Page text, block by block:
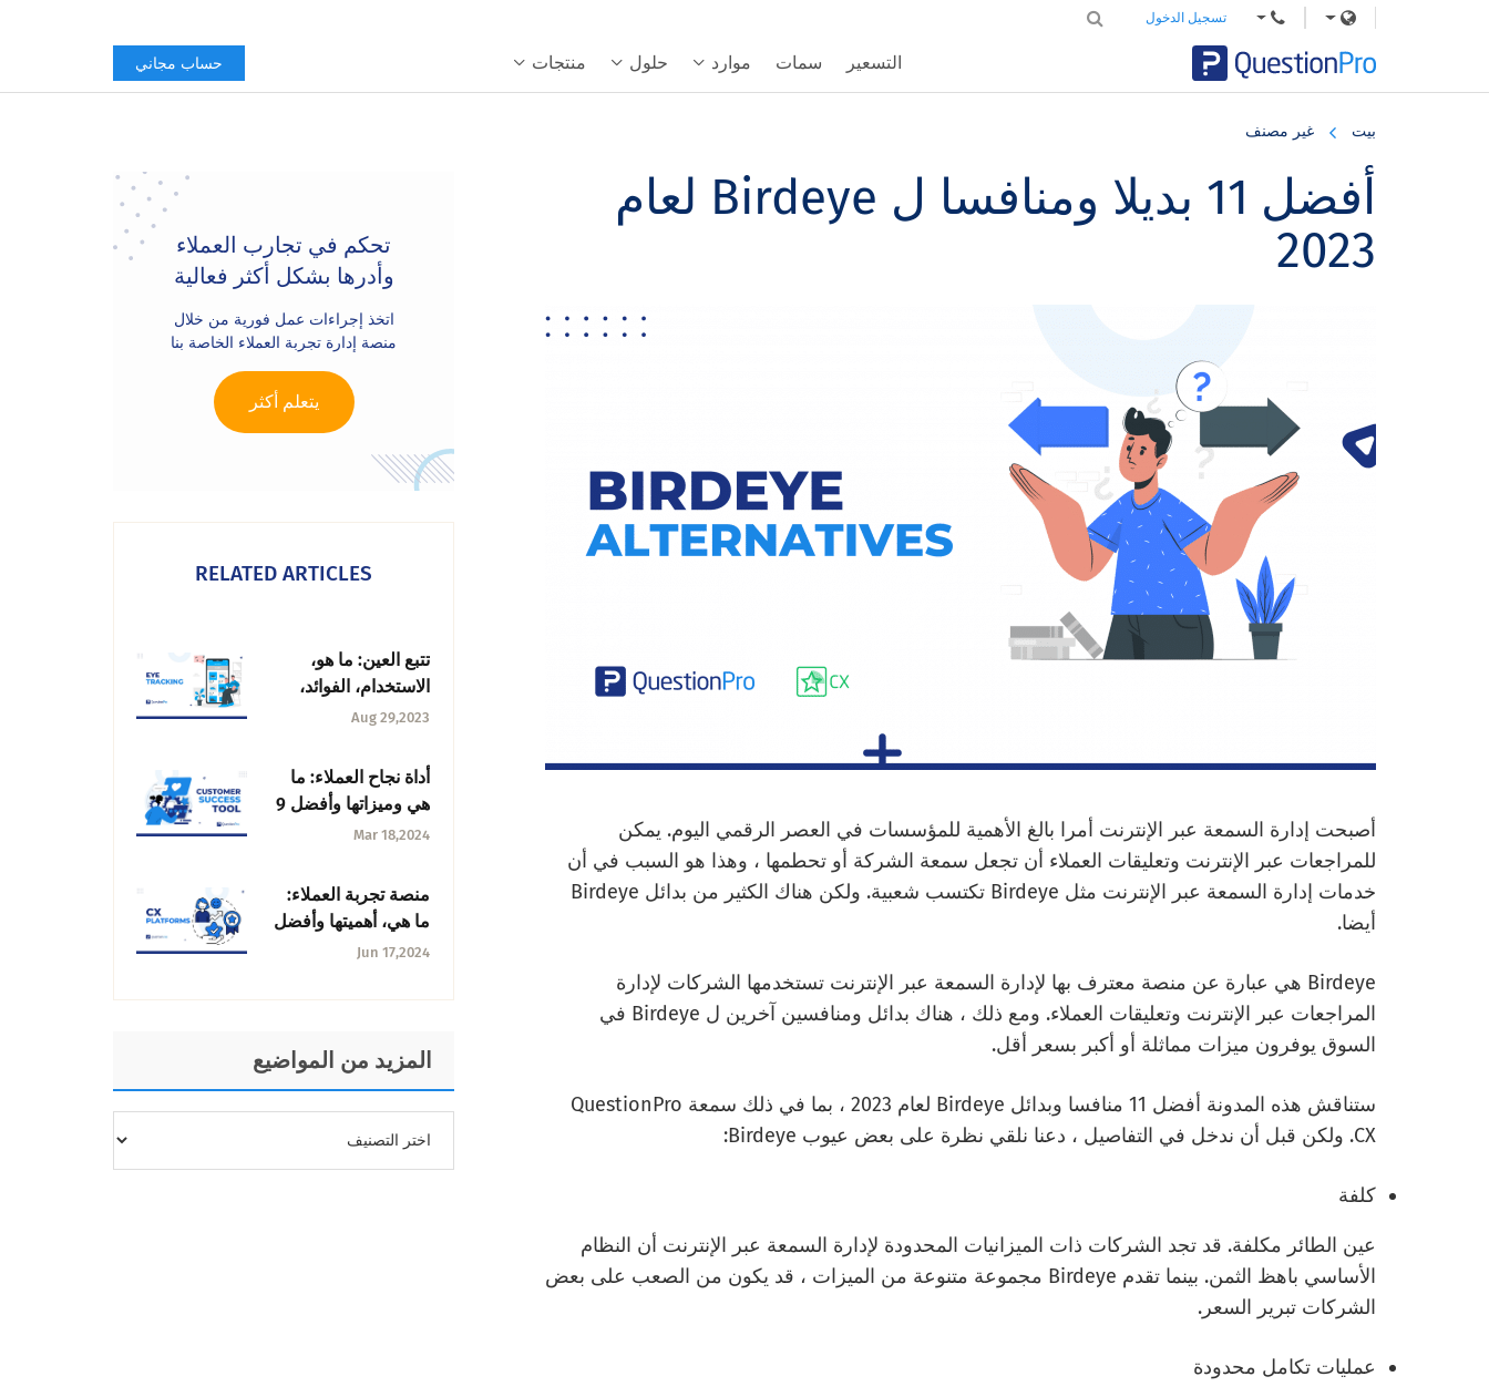
منتجات حلول موارد سمات التسعير
تسجيل الدخول
حساب مجاني
بيت غير مصنف
أفضل 11 بديلا ومنافسا ل Birdeye لعام
2023
أصبحت إدارة السمعة عبر الإنترنت أمرا بالغ الأهمية للمؤسسات في العصر الرقمي اليوم. يمكن
للمراجعات عبر الإنترنت وتعليقات العملاء أن تجعل سمعة الشركة أو تحطمها ، وهذا هو السبب في أن
خدمات إدارة السمعة عبر الإنترنت مثل Birdeye تكتسب شعبية. ولكن هناك الكثير من بدائل Birdeye
أيضا.
Birdeye هي عبارة عن منصة معترف بها لإدارة السمعة عبر الإنترنت تستخدمها الشركات لإدارة
المراجعات عبر الإنترنت وتعليقات العملاء. ومع ذلك ، هناك بدائل ومنافسين آخرين ل Birdeye في
السوق يوفرون ميزات مماثلة أو أكبر بسعر أقل.
ستناقش هذه المدونة أفضل 11 منافسا وبدائل Birdeye لعام 2023 ، بما في ذلك سمعة QuestionPro
CX. ولكن قبل أن ندخل في التفاصيل ، دعنا نلقي نظرة على بعض عيوب Birdeye:
كلفة
عين الطائر مكلفة. قد تجد الشركات ذات الميزانيات المحدودة لإدارة السمعة عبر الإنترنت أن النظام
الأساسي باهظ الثمن. بينما تقدم Birdeye مجموعة متنوعة من الميزات ، قد يكون من الصعب على بعض
الشركات تبرير السعر.
عمليات تكامل محدودة
تحكم في تجارب العملاء
وأدرها بشكل أكثر فعالية
اتخذ إجراءات عمل فورية من خلال
منصة إدارة تجربة العملاء الخاصة بنا
يتعلم أكثر
RELATED ARTICLES
تتبع العين: ما هو،
الاستخدام، الفوائد،
الفوائد + كيف يعمل؟
Aug 29,2023
أداة نجاح العملاء: ما
هي وميزاتها وأفضل 9
أدوات
Mar 18,2024
منصة تجربة العملاء:
ما هي، أهميتها وأفضل
منصات تجارب العملاء
Jun 17,2024
المزيد من المواضيع
المواضيع